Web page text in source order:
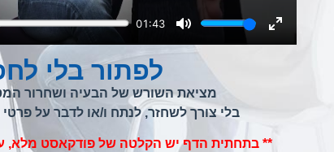
לפתור בלי
מציאת השורש של הבעיה ושחרור
בלי צורך לשחזר, לנתח ו/או לדבר על
** בתחתית הדף יש הקלטה של פודקאסט מלא,